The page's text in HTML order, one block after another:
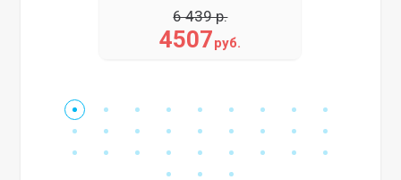
4507руб.
6 439 р.